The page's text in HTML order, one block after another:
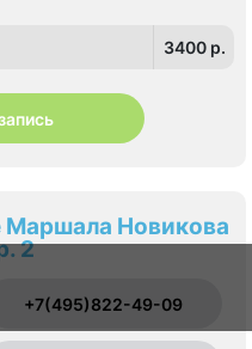
Профсоюзная,
3400 p.
Новикова
2
+7(495)822-49-09